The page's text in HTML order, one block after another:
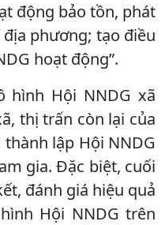
động bảo tồn, phát
phương; tạo điều
hoạt động”.
hình Hội NNDG xã
thị trấn còn lại của
lập Hội NNDG
gia. Đặc biệt, cuối
đánh giá hiệu quả
Hội NNDG trên